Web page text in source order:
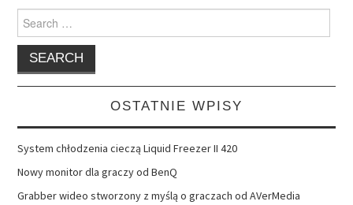
Search
for:
OSTATNIE WPISY
System chłodzenia cieczą Liquid Freezer II 420
Nowy monitor dla graczy od BenQ
Grabber wideo stworzony z myślą o graczach od AVerMedia